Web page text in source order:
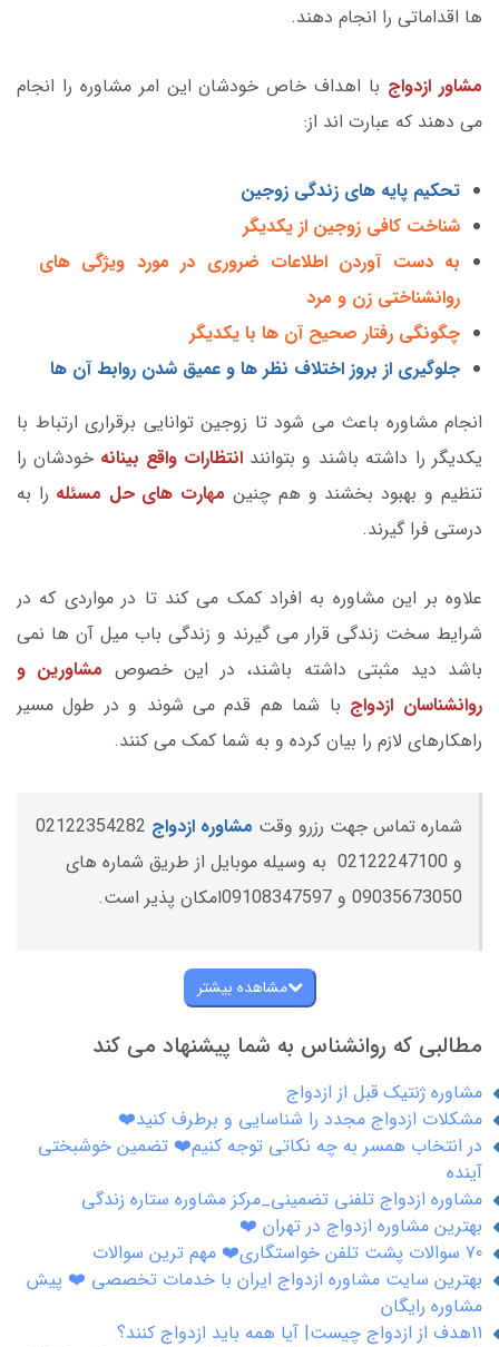
ها اقداماتی را انجام دهند.
مشاور ازدواج با اهداف خاص خودشان این امر مشاوره را انجام
می دهند که عبارت اند از:
تحکیم پایه های زندگی زوجین
شناخت کافی زوجین از یکدیگر
به دست آوردن اطلاعات ضروری در مورد ویژگی های
روانشناختی زن و مرد
چگونگی رفتار صحیح آن ها با یکدیگر
جلوگیری از بروز اختلاف نظر ها و عمیق شدن روابط آن ها
انجام مشاوره باعث می شود تا زوجین توانایی برقراری ارتباط با
یکدیگر را داشته باشند و بتوانند انتظارات واقع بینانه خودشان را
تنظیم و بهبود بخشند و هم چنین مهارت های حل مسئله را به
درستی فرا گیرند.
علاوه بر این مشاوره به افراد کمک می کند تا در مواردی که در
شرایط سخت زندگی قرار می گیرند و زندگی باب میل آن ها نمی
باشد دید مثبتی داشته باشند، در این خصوص مشاورین و
روانشناسان ازدواج با شما هم قدم می شوند و در طول مسیر
راهکارهای لازم را بیان کرده و به شما کمک می کنند.
شماره تماس جهت رزرو وقت مشاوره ازدواج 02122354282
و 02122247100 به وسیله موبایل از طریق شماره های
09035673050 و 09108347597امکان پذیر است.
مشاهده بیشتر
مطالبی که روانشناس به شما پیشنهاد می کند
مشاوره ژنتیک قبل از ازدواج
مشکلات ازدواج مجدد را شناسایی و برطرف کنید❤️
در انتخاب همسر به چه نکاتی توجه کنیم❤️ تضمین خوشبختی
آینده
مشاوره ازدواج تلفنی تضمینی_مرکز مشاوره ستاره زندگی
بهترین مشاوره ازدواج در تهران ❤️
70 سوالات پشت تلفن خواستگاری❤️ مهم ترین سوالات
بهترین سایت مشاوره ازدواج ایران با خدمات تخصصی ❤️ پیش
مشاوره رایگان
11هدف از ازدواج چیست| آیا همه باید ازدواج کنند؟